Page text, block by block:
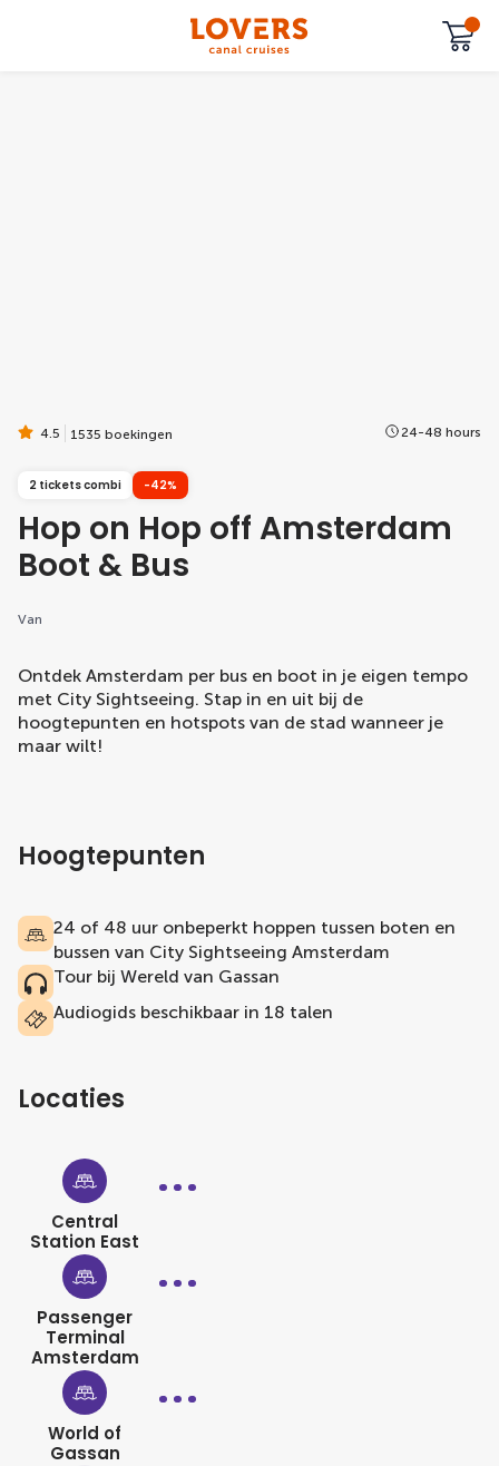
4.5 1535 boekingen 24-48 hours
2 tickets combi -42%
Hop on Hop off Amsterdam
Boot & Bus
Van
Ontdek Amsterdam per bus en boot in je eigen tempo
met City Sightseeing. Stap in en uit bij de
hoogtepunten en hotspots van de stad wanneer je
maar wilt!
Hoogtepunten
24 of 48 uur onbeperkt hoppen tussen boten en
bussen van City Sightseeing Amsterdam
Tour bij Wereld van Gassan
Audiogids beschikbaar in 18 talen
Locaties
Central
Station East
Passenger
Terminal
Amsterdam
World of
Gassan